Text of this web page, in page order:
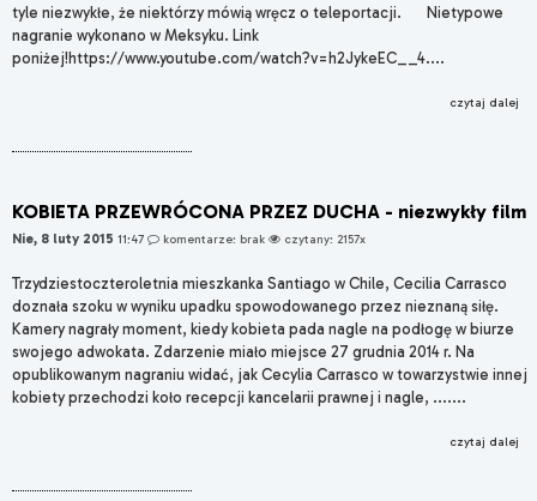
tyle niezwykłe, że niektórzy mówią wręcz o teleportacji. Nietypowe
nagranie wykonano w Meksyku. Link
poniżej!https://www.youtube.com/watch?v=h2JykeEC__4....
czytaj dalej
KOBIETA PRZEWRÓCONA PRZEZ DUCHA - niezwykły film
Nie, 8 luty 2015 11:47 komentarze: brak czytany: 2157x
Trzydziestoczteroletnia mieszkanka Santiago w Chile, Cecilia Carrasco
doznała szoku w wyniku upadku spowodowanego przez nieznaną siłę.
Kamery nagrały moment, kiedy kobieta pada nagle na podłogę w biurze
swojego adwokata. Zdarzenie miało miejsce 27 grudnia 2014 r. Na
opublikowanym nagraniu widać, jak Cecylia Carrasco w towarzystwie innej
kobiety przechodzi koło recepcji kancelarii prawnej i nagle, .......
czytaj dalej